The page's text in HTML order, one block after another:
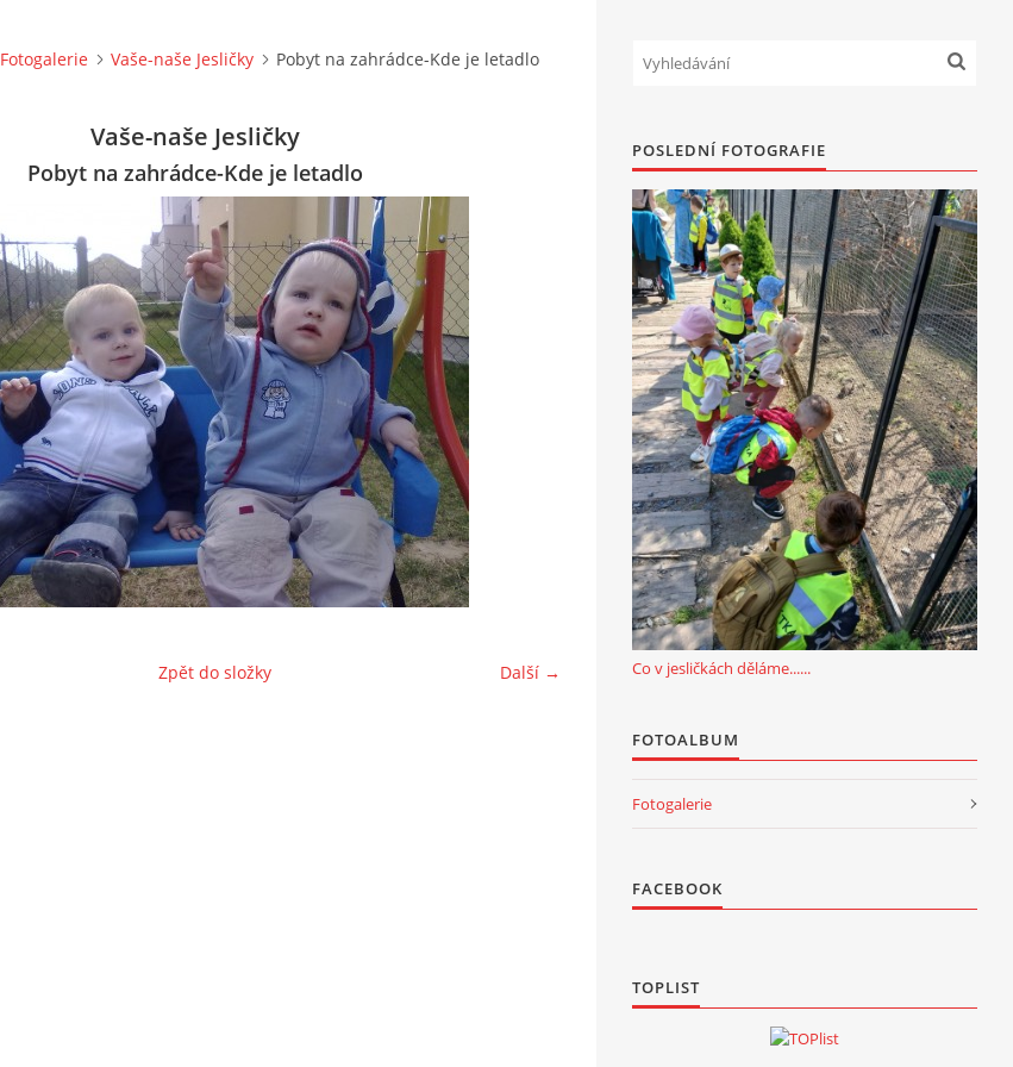
Fotogalerie Vaše-naše Jesličky Pobyt na zahrádce-Kde je letadlo
Vaše-naše Jesličky
Pobyt na zahrádce-Kde je letadlo
Další →
Zpět do složky
POSLEDNÍ FOTOGRAFIE
Co v jesličkách děláme......
FOTOALBUM
Fotogalerie
FACEBOOK
TOPLIST